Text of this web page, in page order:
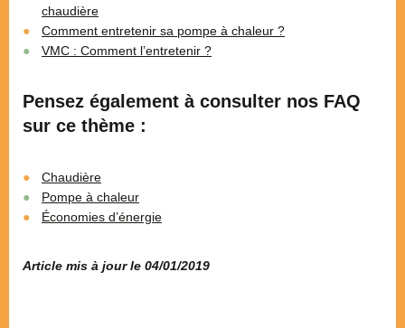
chaudière
Comment entretenir sa pompe à chaleur ?
VMC : Comment l’entretenir ?
Pensez également à consulter nos FAQ
sur ce thème :
Chaudière
Pompe à chaleur
Économies d’énergie
Article mis à jour le 04/01/2019